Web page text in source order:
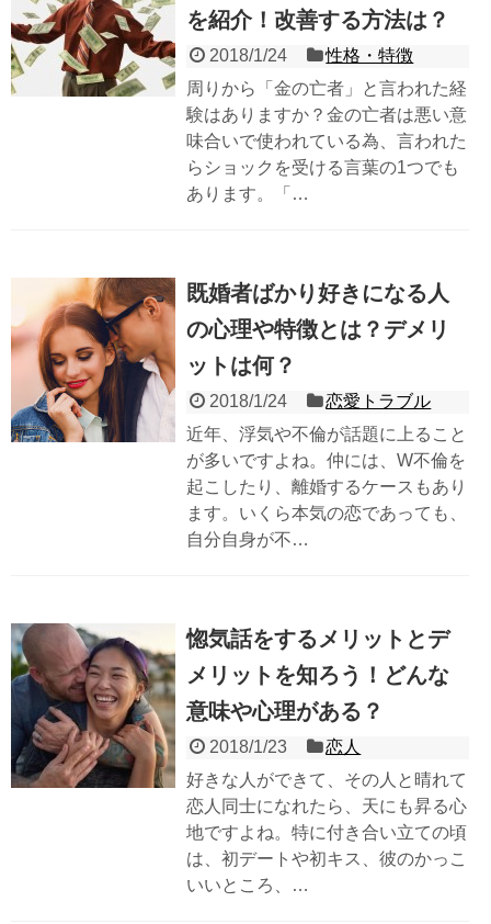
を紹介！改善する方法は？
2018/1/24
性格・特徴
周りから「金の亡者」と言われた経
験はありますか？金の亡者は悪い意
味合いで使われている為、言われた
らショックを受ける言葉の1つでも
あります。「…
既婚者ばかり好きになる人
の心理や特徴とは？デメリ
ットは何？
2018/1/24
恋愛トラブル
近年、浮気や不倫が話題に上ること
が多いですよね。仲には、W不倫を
起こしたり、離婚するケースもあり
ます。いくら本気の恋であっても、
自分自身が不…
惚気話をするメリットとデ
メリットを知ろう！どんな
意味や心理がある？
2018/1/23
恋人
好きな人ができて、その人と晴れて
恋人同士になれたら、天にも昇る心
地ですよね。特に付き合い立ての頃
は、初デートや初キス、彼のかっこ
いいところ、…